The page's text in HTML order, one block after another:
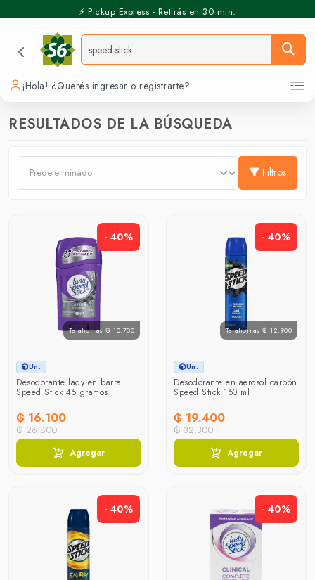
⚡️ Pickup Express - Retirás en 30 min.
¡Hola! ¿Querés ingresar o registrarte?
RESULTADOS DE LA BÚSQUEDA
Filtros
Te ahorras ₲ 10.700
- 40%
Un.
Desodorante lady en barra
Speed Stick 45 gramos
₲ 16.100
₲ 26.800
Agregar
Te ahorras ₲ 12.900
- 40%
Un.
Desodorante en aerosol carbón
Speed Stick 150 ml
₲ 19.400
₲ 32.300
Agregar
- 40% - 40%